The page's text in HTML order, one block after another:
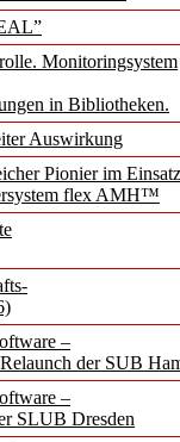
Monitoringsystem
in Bibliotheken.
Auswirkung
Pionier im
flex AMH™
–
der SUB
–
SLUB Dresden
der
für
KI-Texte